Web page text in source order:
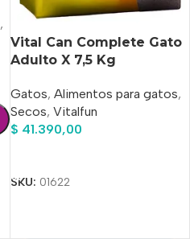
,
Vital Can Complete Gato
Adulto X 7,5 Kg
Gatos, Alimentos para gatos,
Secos, Vitalfun
$ 41.390,00
SKU: 01622